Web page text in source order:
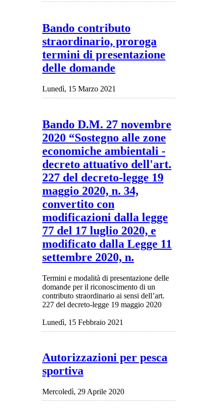
Bando contributo
straordinario, proroga
termini di presentazione
delle domande
Lunedì, 15 Marzo 2021
Bando D.M. 27 novembre
2020 “Sostegno alle zone
economiche ambientali -
decreto attuativo dell'art.
227 del decreto-legge 19
maggio 2020, n. 34,
convertito con
modificazioni dalla legge
77 del 17 luglio 2020, e
modificato dalla Legge 11
settembre 2020, n.
Termini e modalità di presentazione delle
domande per il riconoscimento di un
contributo straordinario ai sensi dell’art.
227 del decreto-legge 19 maggio 2020
Lunedì, 15 Febbraio 2021
Autorizzazioni per pesca
sportiva
Mercoledì, 29 Aprile 2020